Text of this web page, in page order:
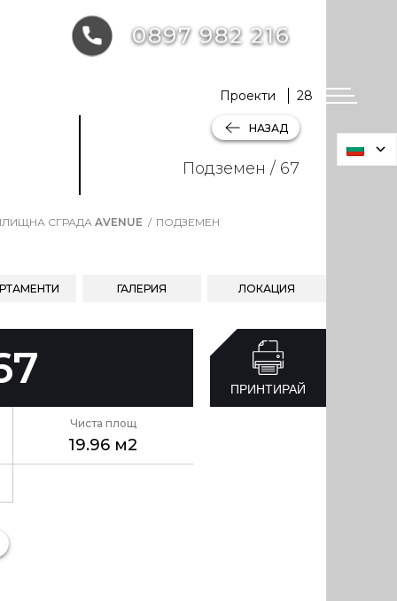
НАЗАД
Подземен / 67
СГРАДА AVENUE ПОДЗЕМЕН
ГАЛЕРИЯ ЛОКАЦИЯ
Чиста площ
19.96 м2
ПРИНТИРАЙ
Проекти 28
0897 982 216